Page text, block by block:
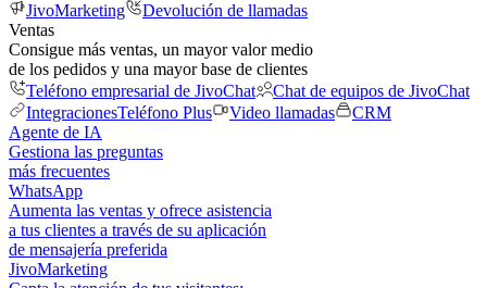
JivoMarketing
Devolución de llamadas
Ventas
Consigue más ventas, un mayor valor medio
de los pedidos y una mayor base de clientes
Teléfono empresarial de JivoChat
Chat de equipos de JivoChat
IntegracionesTeléfono Plus Video llamadas
CRM
Agente de IA
Gestiona las preguntas
más frecuentes
WhatsApp
Aumenta las ventas y ofrece asistencia
a tus clientes a través de su aplicación
de mensajería preferida
JivoMarketing